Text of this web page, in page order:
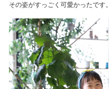
その姿がすっごく可愛かったです。